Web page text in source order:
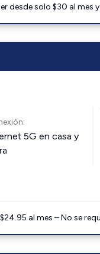
desde solo $30 al mes
5G en casa y
al mes – No se